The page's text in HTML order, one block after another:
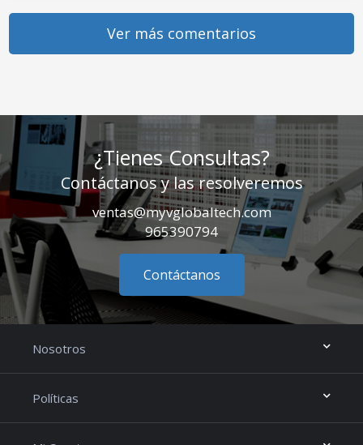
Ver más comentarios
¿Tienes Consultas?
Contáctanos y las resolveremos
ventas@myvglobaltech.com
965390794
Contáctanos
Nosotros
Políticas